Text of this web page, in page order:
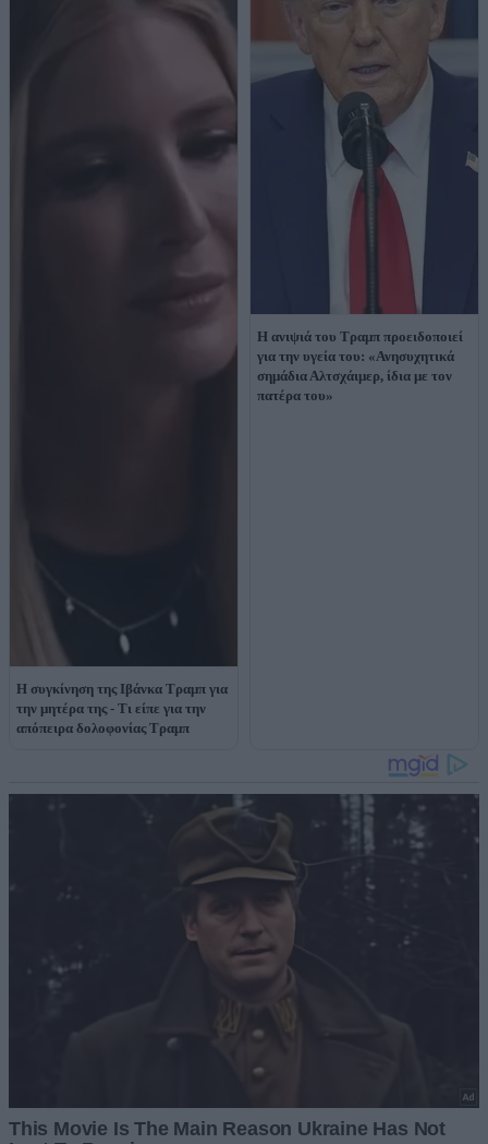
Η συγκίνηση της Ιβάνκα Τραμπ για
την μητέρα της - Τι είπε για την
απόπειρα δολοφονίας Τραμπ
Η ανιψιά του Τραμπ προειδοποιεί
για την υγεία του: «Ανησυχητικά
σημάδια Αλτσχάιμερ, ίδια με τον
πατέρα του»